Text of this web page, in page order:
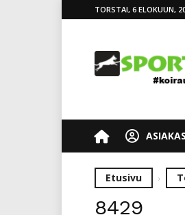
TORSTAI, 6 ELOKUUN,
Etusivu
8429